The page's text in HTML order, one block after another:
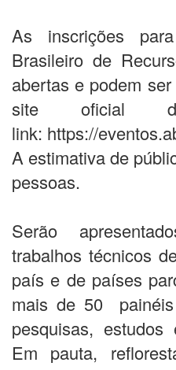
As inscrições
Brasileiro de
abertas e podem
site oficial
link: https://
A estimativa de
pessoas.
Serão
trabalhos técnicos
país e de países
mais de 50
pesquisas, estudos
Em pauta,